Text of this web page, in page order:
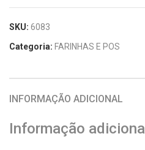
SKU: 6083
Categoria: FARINHAS E POS
INFORMAÇÃO ADICIONAL
Informação adicional